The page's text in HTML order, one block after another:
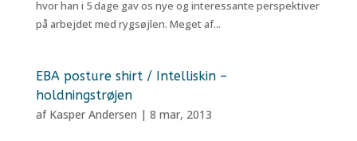
hvor han i 5 dage gav os nye og interessante perspektiver
på arbejdet med rygsøjlen. Meget af...
EBA posture shirt / Intelliskin –
holdningstrøjen
af Kasper Andersen | 8 mar, 2013